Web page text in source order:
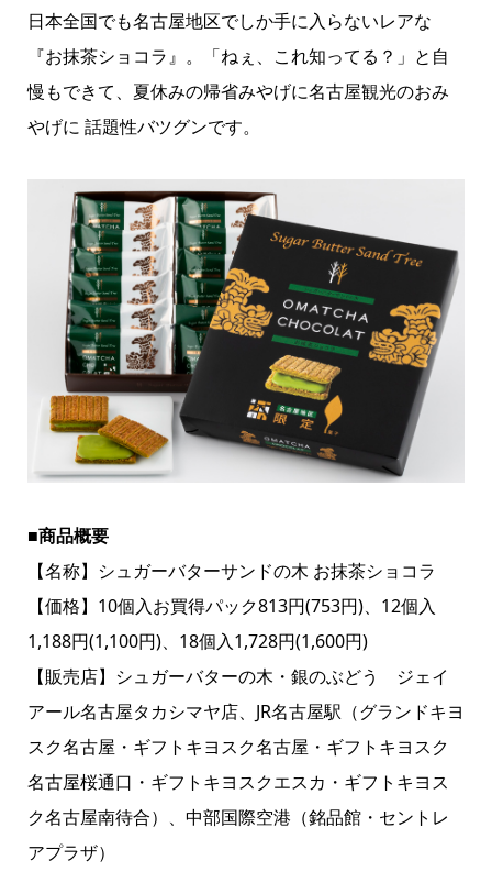
日本全国でも名古屋地区でしか手に入らないレアな
『お抹茶ショコラ』。「ねぇ、これ知ってる？」と自
慢もできて、夏休みの帰省みやげに名古屋観光のおみ
やげに 話題性バツグンです。
■商品概要
【名称】シュガーバターサンドの木 お抹茶ショコラ
【価格】10個入お買得パック813円(753円)、12個入
1,188円(1,100円)、18個入1,728円(1,600円)
【販売店】シュガーバターの木・銀のぶどう ジェイ
アール名古屋タカシマヤ店、JR名古屋駅（グランドキヨ
スク名古屋・ギフトキヨスク名古屋・ギフトキヨスク
名古屋桜通口・ギフトキヨスクエスカ・ギフトキヨス
ク名古屋南待合）、中部国際空港（銘品館・セントレ
アプラザ）